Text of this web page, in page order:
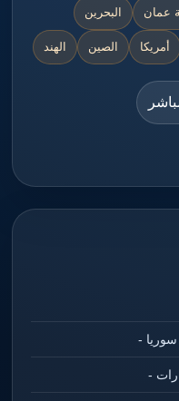
عمان البحرين
أمريكا الصين الهند
-
-